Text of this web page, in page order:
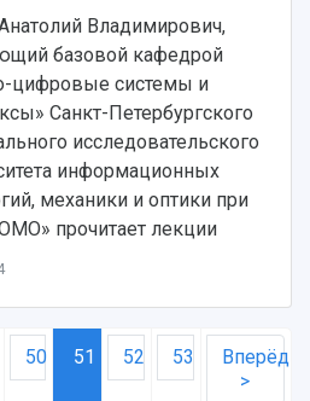
Владимирович,
базовой кафедрой
цифровые системы и
Санкт-Петербургского
исследовательского
информационных
механики и оптики при
прочитает лекции
50 51 52 53
Вперёд
>